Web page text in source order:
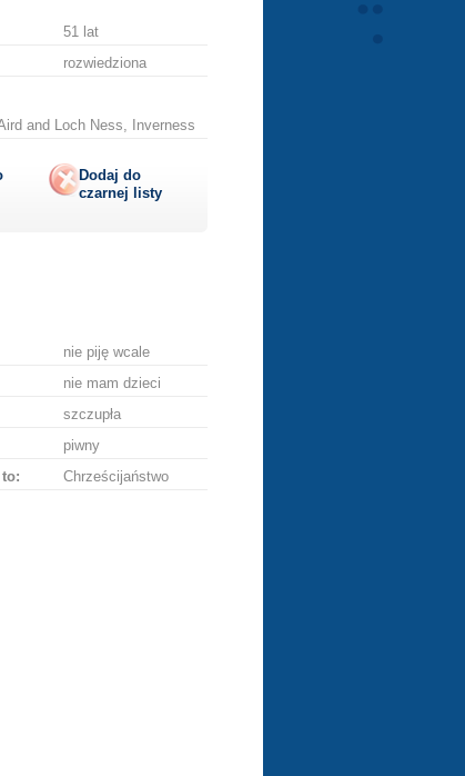
51 lat
rozwiedziona
and Loch Ness, Inverness
Dodaj do
czarnej listy
nie piję wcale
nie mam dzieci
szczupła
piwny
Chrześcijaństwo